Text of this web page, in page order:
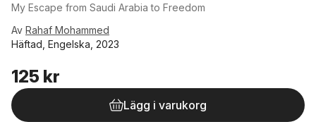
My Escape from Saudi Arabia to Freedom
Av Rahaf Mohammed
Häftad, Engelska, 2023
125 kr
Lägg i varukorg